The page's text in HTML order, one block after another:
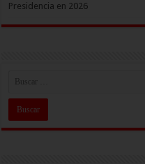
Presidencia en 2026